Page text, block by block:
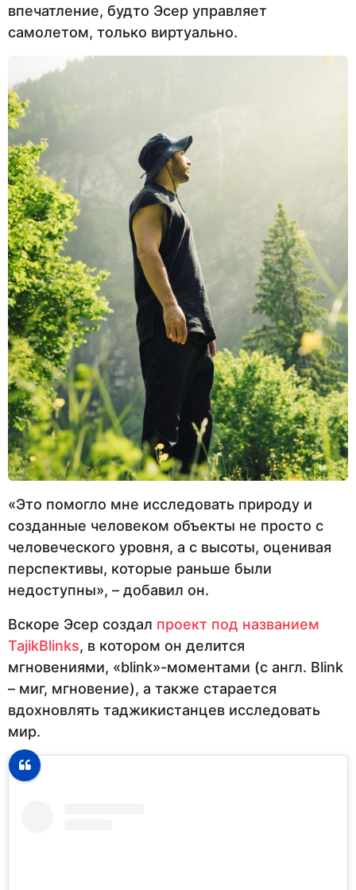
впечатление, будто Эсер управляет
самолетом, только виртуально.
«Это помогло мне исследовать природу и
созданные человеком объекты не просто с
человеческого уровня, а с высоты, оценивая
перспективы, которые раньше были
недоступны», – добавил он.
Вскоре Эсер создал проект под названием
TajikBlinks, в котором он делится
мгновениями, «blink»-моментами (с англ. Blink
– миг, мгновение), а также старается
вдохновлять таджикистанцев исследовать
мир.